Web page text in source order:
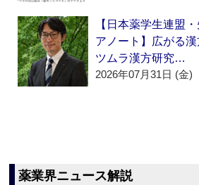
【日本薬学生連盟
アノート】広がる
ツムラ漢方研究…
2026年07月31日 (金)
薬業界ニュース解説